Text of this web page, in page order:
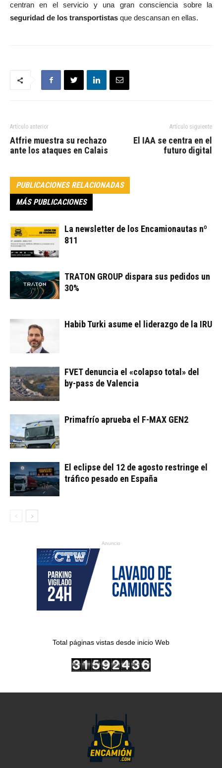
centran en el servicio y una gran consciencia sobre la
seguridad de los transportistas que descansan en ellas.
Artículo anterior
Atfrie muestra su rechazo
ante los ataques en Calais
Artículo siguiente
El IAA se centra en el
futuro digital
PUBLICACIONES RELACIONADAS
MÁS PUBLICACIONES
La newsletter de los Encamionautas nº
811
TRATON GROUP dispara sus pedidos un
30%
Habib Turki asume el liderazgo de la IRU
FVET denuncia el «colapso total» del
by-pass de Valencia
Primafrío aprueba el F-MAX GEN2
El eclipse del 12 de agosto restringe el
tráfico pesado en España
Anuncio
Total páginas vistas desde inicio Web